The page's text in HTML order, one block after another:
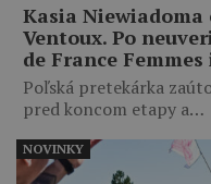
Kasia
Ventoux. Po
de France
Poľská pretekárka
pred koncom etapy a…
NOVINKY